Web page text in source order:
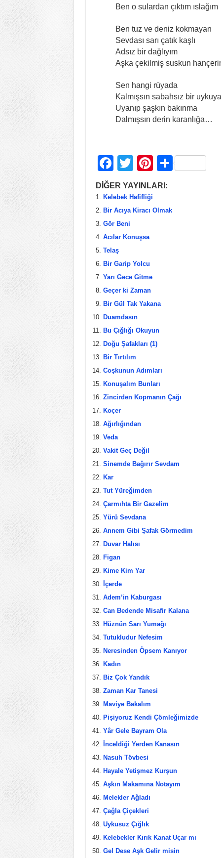
Ben o sulardan çıktım ıslağım
Ben tuz ve deniz kokmayan
Sevdası sarı çatık kaşlı
Adsız bir dağlıyım
Aşka çekilmiş suskun
Sen hangi rüyada
Kalmışsın sabahsız bir uykuya
Uyanıp şaşkın bakınma
Dalmışsın derin karanlığa…
F
a
c
e
b
o
o
k
T
wi
tt
er
Pi
nt
e
S
DİĞER YAYINLARI:
Kelebek Hafifliği
Bir Acıya Kiracı Olmak
Gör Beni
Acılar Konuşsa
Telaş
Bir Garip Yolcu
Yarı Gece Gitme
Geçer ki Zaman
Bir Gül Tak Yakana
Duamdasın
Bu Çığlığı Okuyun
Doğu Şafakları (1)
Bir Tırtılım
Coşkunun Adımları
Konuşalım Bunları
Zincirden Kopmanın Çağı
Koçer
Ağırlığından
Veda
Vakit Geç Değil
Sinemde Bağırır Sevdam
Kar
Tut Yüreğimden
Çarmıhta Bir Gazelim
Yürü Sevdana
Annem Gibi Şafak Görmedim
Duvar Halısı
Figan
Kime Kim Yar
İçerde
Adem’in Kaburgası
Can Bedende Misafir Kalana
Hüznün Sarı Yumağı
Tutukludur Nefesim
Neresinden Öpsem Kanıyor
Kadın
Biz Çok Yandık
Zaman Kar Tanesi
Maviye Bakalım
Pişiyoruz Kendi Çömleğimizde
Yâr Gele Bayram Ola
İnceldiği Yerden Kanasın
Nasuh Tövbesi
Hayale Yetişmez Kurşun
Aşkın Makamına Notayım
Melekler Ağladı
Çağla Çiçekleri
Uykusuz Çığlık
Kelebekler Kırık Kanat Uçar mı
Gel Dese Aşk Gelir misin